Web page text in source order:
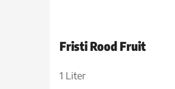
Fristi Rood Fruit
1 Liter